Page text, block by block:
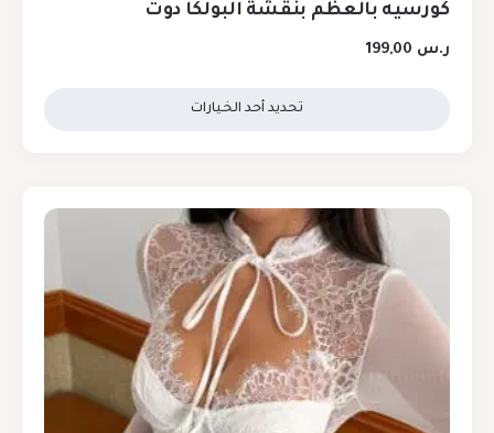
كورسيه بالعظم بنقشة البولكا دوت
ر.س
تحديد أحد الخيارات